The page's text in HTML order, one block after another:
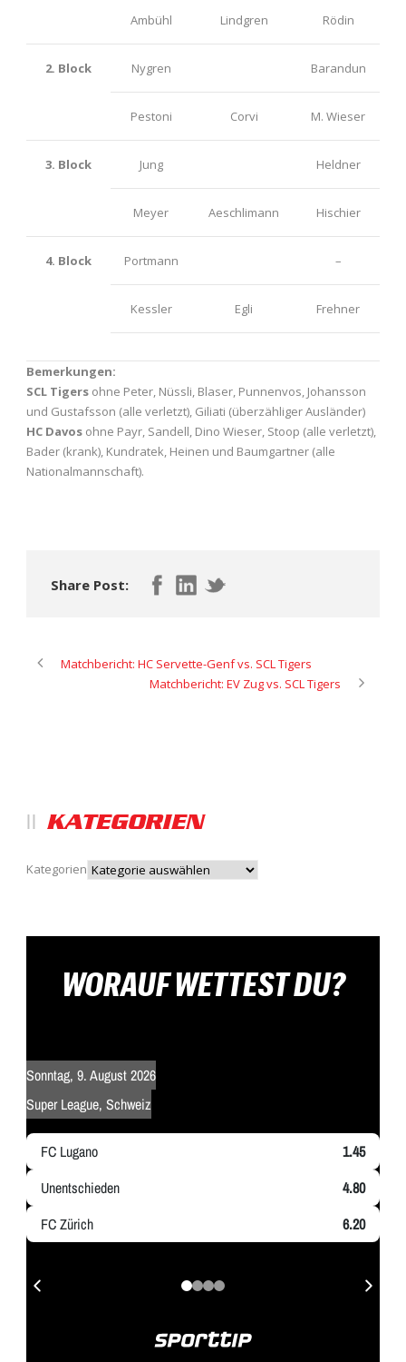
Ambühl Lindgren Rödin
2. Block Nygren Barandun
Pestoni Corvi M. Wieser
3. Block Jung Heldner
Meyer Aeschlimann Hischier
4. Block Portmann –
Kessler Egli Frehner
Bemerkungen:
SCL Tigers ohne Peter, Nüssli, Blaser, Punnenvos, Johansson
und Gustafsson (alle verletzt), Giliati (überzähliger Ausländer)
HC Davos ohne Payr, Sandell, Dino Wieser, Stoop (alle verletzt),
Bader (krank), Kundratek, Heinen und Baumgartner (alle
Nationalmannschaft).
Share Post:
Matchbericht: HC Servette-Genf vs. SCL Tigers
Matchbericht: EV Zug vs. SCL Tigers
KATEGORIEN
Kategorien